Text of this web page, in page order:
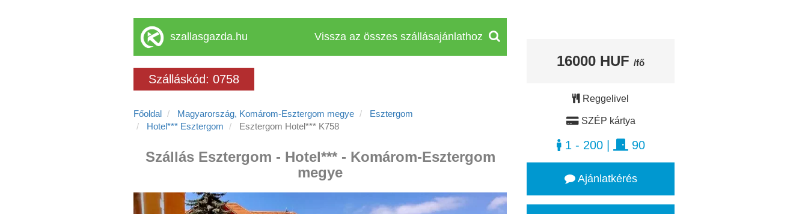
szallasgazda.hu Vissza az összes szállásajánlathoz
Szálláskód: 0758
Főoldal Magyarország, Komárom-Esztergom megye
Esztergom
Hotel*** Esztergom
Esztergom Hotel*** K758
Szállás Esztergom - Hotel*** - Komárom-Esztergom
megye
16000 HUF /fő
Reggelivel
SZÉP kártya
1 - 200| 90
Ajánlatkérés